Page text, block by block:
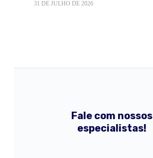
31 DE JULHO DE 2026
Fale com nossos
especialistas!